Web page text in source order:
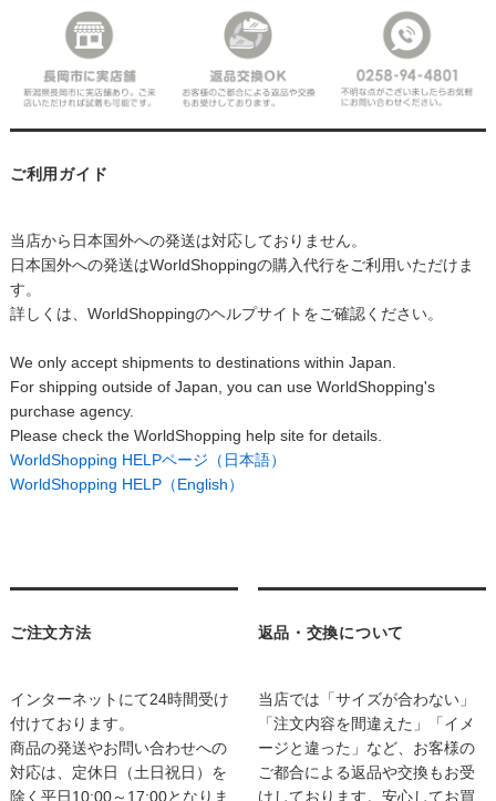
ご利用ガイド
当店から日本国外への発送は対応しておりません。
日本国外への発送はWorldShoppingの購入代行をご利用いただけま
す。
詳しくは、WorldShoppingのヘルプサイトをご確認ください。
We only accept shipments to destinations within Japan.
For shipping outside of Japan, you can use WorldShopping's
purchase agency.
Please check the WorldShopping help site for details.
WorldShopping HELPページ（日本語）
WorldShopping HELP（English）
ご注文方法
インターネットにて24時間受け
付けております。
商品の発送やお問い合わせへの
対応は、定休日（土日祝日）を
除く平日10:00～17:00となりま
返品・交換について
当店では「サイズが合わない」
「注文内容を間違えた」「イメ
ージと違った」など、お客様の
ご都合による返品や交換もお受
けしております。安心してお買